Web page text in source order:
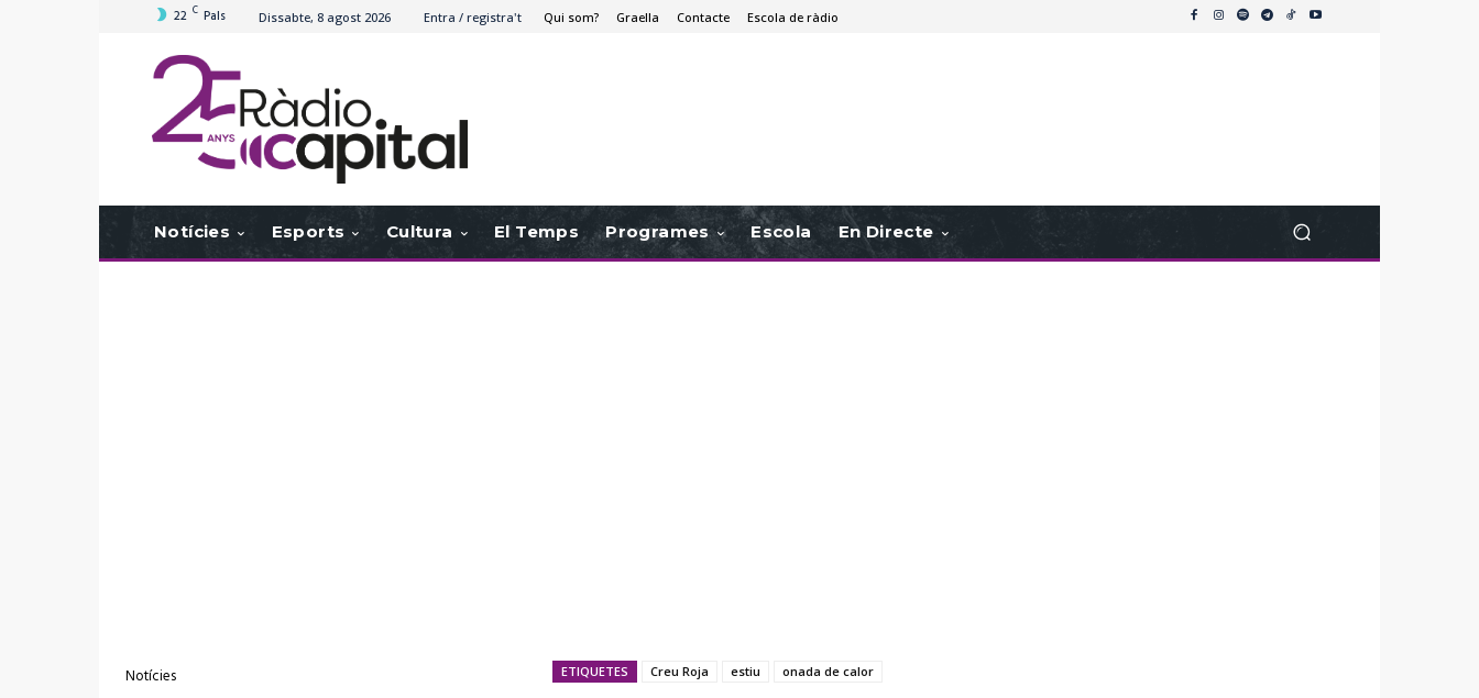
22 C Pals Dissabte, 8 agost 2026 Entra / registra't Qui som? Graella Contacte Escola de ràdio
Notícies Esports Cultura El Temps Programes Escola En Directe
Notícies ETIQUETES Creu Roja estiu onada de calor